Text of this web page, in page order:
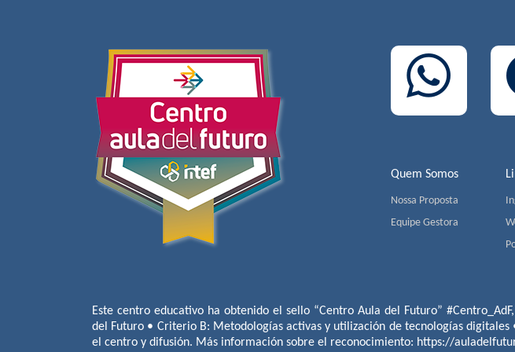
Quem Somos
Nossa Proposta
Equipe Gestora
Este centro educativo ha obtenido el sello “Centro Aula del Futuro”
del Futuro • Criterio B: Metodologías activas y utilización de tecnologías
el centro y difusión. Más información sobre el reconocimiento: https://